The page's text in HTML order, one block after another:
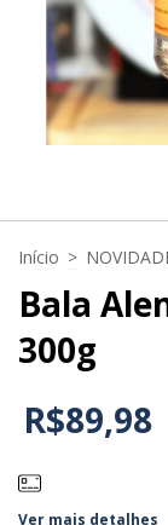
Início >
Bala
300g
R$89,98
Ver mais detalhes